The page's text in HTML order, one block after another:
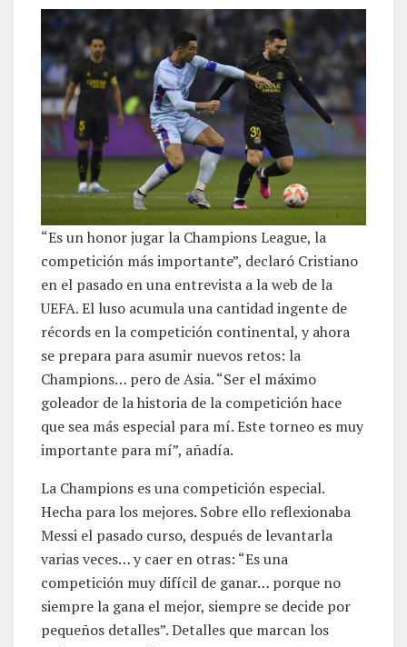
“Es un honor jugar la Champions League, la
competición más importante”, declaró Cristiano
en el pasado en una entrevista a la web de la
UEFA. El luso acumula una cantidad ingente de
récords en la competición continental, y ahora
se prepara para asumir nuevos retos: la
Champions… pero de Asia. “Ser el máximo
goleador de la historia de la competición hace
que sea más especial para mí. Este torneo es muy
importante para mí”, añadía.
La Champions es una competición especial.
Hecha para los mejores. Sobre ello reflexionaba
Messi el pasado curso, después de levantarla
varias veces… y caer en otras: “Es una
competición muy difícil de ganar… porque no
siempre la gana el mejor, siempre se decide por
pequeños detalles”. Detalles que marcan los